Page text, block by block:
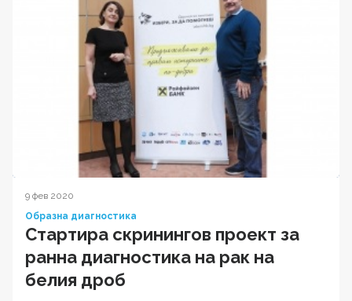
9 фев 2020
Образна диагностика
Стартира скринингов проект за
ранна диагностика на рак на
белия дроб